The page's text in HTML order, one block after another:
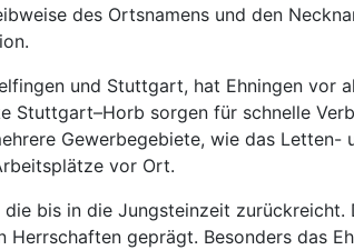
des Ortsnamens und den
und Stuttgart, hat Ehningen vor
Stuttgart–Horb sorgen für schnelle
Gewerbegebiete, wie das
vor Ort.
bis in die Jungsteinzeit
geprägt. Besonders das